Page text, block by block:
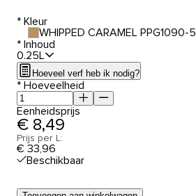
* Kleur
WHIPPED CARAMEL PPG1090-5
* Inhoud
0.25L
Hoeveel verf heb ik nodig?
* Hoeveelheid
Eenheidsprijs
€ 8,49
Prijs per L:
€ 33,96
Beschikbaar